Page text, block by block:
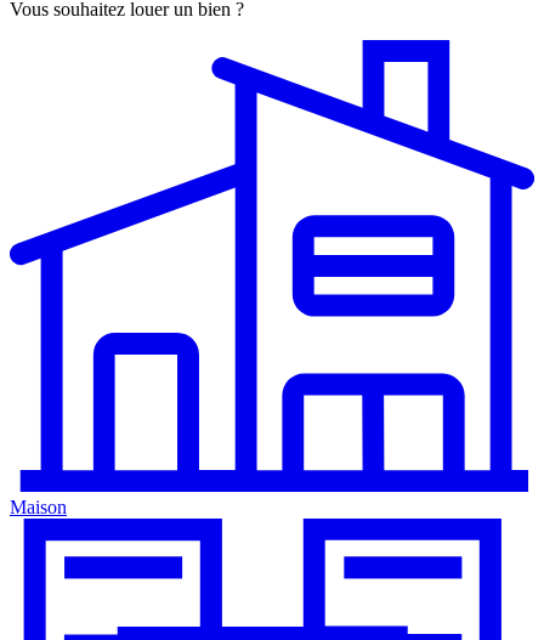
Vous souhaitez louer un bien ?
Maison